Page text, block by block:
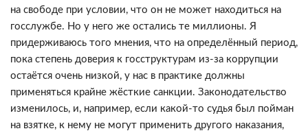
на свободе при условии, что он не может находиться на
госслужбе. Но у него же остались те миллионы. Я
придерживаюсь того мнения, что на определённый период,
пока степень доверия к госструктурам из-за коррупции
остаётся очень низкой, у нас в практике должны
применяться крайне жёсткие санкции. Законодательство
изменилось, и, например, если какой-то судья был пойман
на взятке, к нему не могут применить другого наказания,